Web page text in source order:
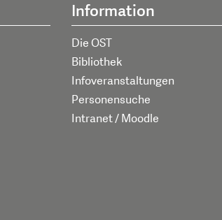
Information
Die OST
Bibliothek
Infoveranstaltungen
Personensuche
Intranet / Moodle